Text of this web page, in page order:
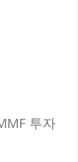
투자